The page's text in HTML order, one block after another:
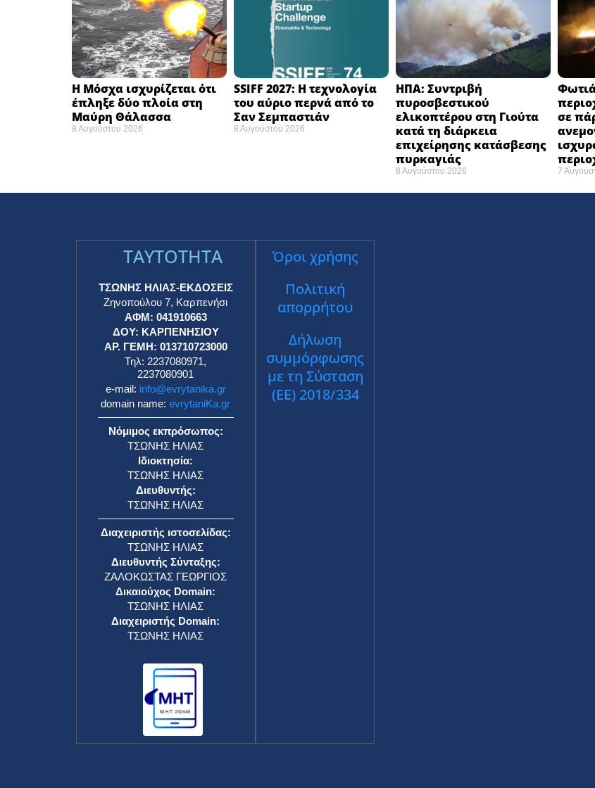
Η Μόσχα ισχυρίζεται ότι
έπληξε δύο πλοία στη
Μαύρη Θάλασσα ​
8 Αυγούστου 2026
SSIFF 2027: Η τεχνολογία
του αύριο περνά από το
Σαν Σεμπαστιάν ​
8 Αυγούστου 2026
ΗΠΑ: Συντριβή
πυροσβεστικού
ελικοπτέρου στη Γιούτα
κατά τη διάρκεια
επιχείρησης κατάσβεσης
πυρκαγιάς ​
8 Αυγούστου 2026
σε
7
TAYTOTHTA
ΤΣΩΝΗΣ ΗΛΙΑΣ-ΕΚΔΟΣΕΙΣ
Ζηνοπούλου 7, Καρπενήσι
ΑΦΜ: 041910663
ΔΟΥ: ΚΑΡΠΕΝΗΣΙΟΥ
ΑΡ. ΓΕΜΗ: 013710723000
Τηλ: 2237080971,
2237080901
e-mail: info@evrytanika.gr
domain name:evrytaniKa.gr
Νόμιμος εκπρόσωπος:
ΤΣΩΝΗΣ ΗΛΙΑΣ
Ιδιοκτησία:
ΤΣΩΝΗΣ ΗΛΙΑΣ
Διευθυντής:
ΤΣΩΝΗΣ ΗΛΙΑΣ
Διαχειριστής ιστοσελίδας:
ΤΣΩΝΗΣ ΗΛΙΑΣ
Διευθυντής Σύνταξης:
ΖΑΛΟΚΩΣΤΑΣ ΓΕΩΡΓΙΟΣ
Δικαιούχος Domain:
ΤΣΩΝΗΣ ΗΛΙΑΣ
Διαχειριστής Domain:
ΤΣΩΝΗΣ ΗΛΙΑΣ
Όροι χρήσης
Πολιτική
απορρήτου
Δήλωση
συμμόρφωσης
με τη Σύσταση
(ΕΕ) 2018/334